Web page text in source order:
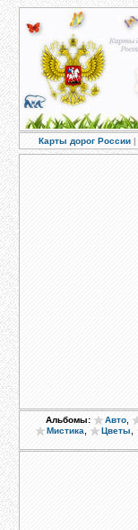
Карты дорог России |
Альбомы: Авто
Мистика Цветы